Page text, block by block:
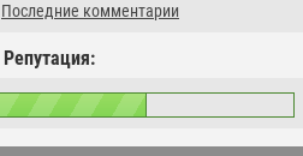
Последние комментарии
Репутация: